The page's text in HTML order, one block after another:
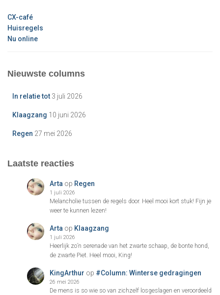
CX-café
Huisregels
Nu online
Nieuwste columns
In relatie tot 3 juli 2026
Klaagzang 10 juni 2026
Regen 27 mei 2026
Laatste reacties
Arta op Regen
1 juli 2026
Melancholie tussen de regels door. Heel mooi kort stuk! Fijn je
weer te kunnen lezen!
Arta op Klaagzang
1 juli 2026
Heerlijk zo’n serenade van het zwarte schaap, de bonte hond,
de zwarte Piet. Heel mooi, King!
KingArthur op #Column: Winterse gedragingen
26 mei 2026
De mens is so wie so van zichzelf losgeslagen en veroordeeld